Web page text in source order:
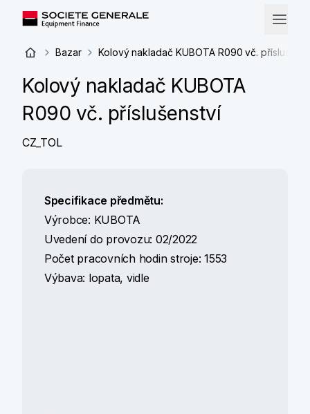
Bazar Kolový nakladač KUBOTA R090 vč.
Kolový nakladač KUBOTA
R090 vč. příslušenství
CZ_TOL
Specifikace předmětu:
Výrobce: KUBOTA
Uvedení do provozu: 02/2022
Počet pracovních hodin stroje: 1553
Výbava: lopata, vidle